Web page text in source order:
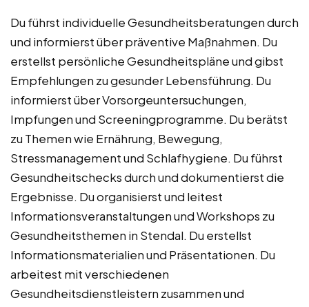
Du führst individuelle Gesundheitsberatungen durch
und informierst über präventive Maßnahmen. Du
erstellst persönliche Gesundheitspläne und gibst
Empfehlungen zu gesunder Lebensführung. Du
informierst über Vorsorgeuntersuchungen,
Impfungen und Screeningprogramme. Du berätst
zu Themen wie Ernährung, Bewegung,
Stressmanagement und Schlafhygiene. Du führst
Gesundheitschecks durch und dokumentierst die
Ergebnisse. Du organisierst und leitest
Informationsveranstaltungen und Workshops zu
Gesundheitsthemen in Stendal. Du erstellst
Informationsmaterialien und Präsentationen. Du
arbeitest mit verschiedenen
Gesundheitsdienstleistern zusammen und